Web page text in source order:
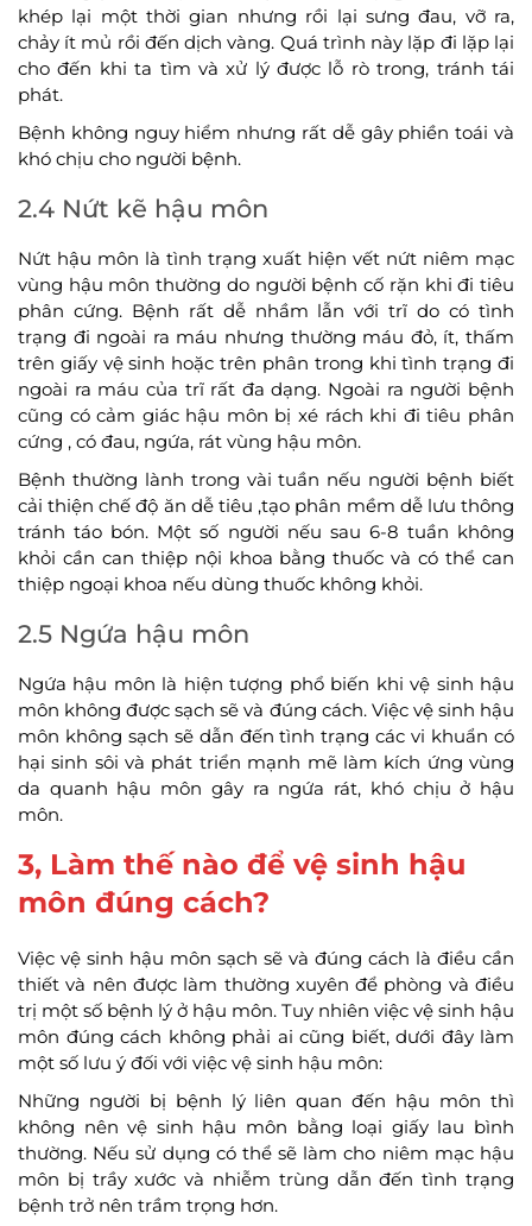
khép lại một thời gian nhưng rồi lại sưng đau, vỡ ra,
chảy ít mủ rồi đến dịch vàng. Quá trình này lặp đi lặp lại
cho đến khi ta tìm và xử lý được lỗ rò trong, tránh tái
phát.
Bệnh không nguy hiểm nhưng rất dễ gây phiền toái và
khó chịu cho người bệnh.
2.4 Nứt kẽ hậu môn
Nứt hậu môn là tình trạng xuất hiện vết nứt niêm mạc
vùng hậu môn thường do người bệnh cố rặn khi đi tiêu
phân cứng. Bệnh rất dễ nhầm lẫn với trĩ do có tình
trạng đi ngoài ra máu nhưng thường máu đỏ, ít, thấm
trên giấy vệ sinh hoặc trên phân trong khi tình trạng đi
ngoài ra máu của trĩ rất đa dạng. Ngoài ra người bệnh
cũng có cảm giác hậu môn bị xé rách khi đi tiêu phân
cứng , có đau, ngứa, rát vùng hậu môn.
Bệnh thường lành trong vài tuần nếu người bệnh biết
cải thiện chế độ ăn dễ tiêu ,tạo phân mềm dễ lưu thông
tránh táo bón. Một số người nếu sau 6-8 tuần không
khỏi cần can thiệp nội khoa bằng thuốc và có thể can
thiệp ngoại khoa nếu dùng thuốc không khỏi.
2.5 Ngứa hậu môn
Ngứa hậu môn là hiện tượng phổ biến khi vệ sinh hậu
môn không được sạch sẽ và đúng cách. Việc vệ sinh hậu
môn không sạch sẽ dẫn đến tình trạng các vi khuẩn có
hại sinh sôi và phát triển mạnh mẽ làm kích ứng vùng
da quanh hậu môn gây ra ngứa rát, khó chịu ở hậu
môn.
3, Làm thế nào để vệ sinh hậu
môn đúng cách?
Việc vệ sinh hậu môn sạch sẽ và đúng cách là điều cần
thiết và nên được làm thường xuyên để phòng và điều
trị một số bệnh lý ở hậu môn. Tuy nhiên việc vệ sinh hậu
môn đúng cách không phải ai cũng biết, dưới đây làm
một số lưu ý đối với việc vệ sinh hậu môn:
Những người bị bệnh lý liên quan đến hậu môn thì
không nên vệ sinh hậu môn bằng loại giấy lau bình
thường. Nếu sử dụng có thể sẽ làm cho niêm mạc hậu
môn bị trầy xước và nhiễm trùng dẫn đến tình trạng
bệnh trở nên trầm trọng hơn.